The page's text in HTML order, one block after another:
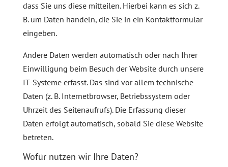
dass Sie uns diese mitteilen. Hierbei kann es sich z.
B. um Daten handeln, die Sie in ein Kontaktformular
eingeben.
Andere Daten werden automatisch oder nach Ihrer
Einwilligung beim Besuch der Website durch unsere
IT-Systeme erfasst. Das sind vor allem technische
Daten (z. B. Internetbrowser, Betriebssystem oder
Uhrzeit des Seitenaufrufs). Die Erfassung dieser
Daten erfolgt automatisch, sobald Sie diese Website
betreten.
Wofür nutzen wir Ihre Daten?